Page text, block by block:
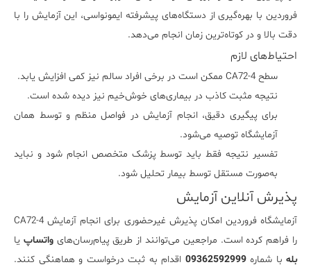
فروردین با بهره‌گیری از دستگاه‌های پیشرفته ایمونواسی، این آزمایش را با
دقت بالا و در کوتاه‌ترین زمان انجام می‌دهد.
احتیاط‌های لازم
سطح CA72-4 ممکن است در برخی افراد سالم نیز کمی افزایش یابد.
نتیجه مثبت کاذب در بیماری‌های خوش‌خیم نیز دیده شده است.
برای پیگیری دقیق، انجام آزمایش در فواصل منظم و توسط همان
آزمایشگاه توصیه می‌شود.
تفسیر نتیجه فقط باید توسط پزشک متخصص انجام شود و نباید
به‌صورت مستقل توسط بیمار تحلیل شود.
پذیرش آنلاین آزمایش
آزمایشگاه فروردین امکان پذیرش غیرحضوری برای انجام آزمایش CA72-4
را فراهم کرده است. مراجعین می‌توانند از طریق پیام‌رسان‌هایواتساپ یا
بله با شماره09362592999 اقدام به ثبت درخواست و هماهنگی کنند.